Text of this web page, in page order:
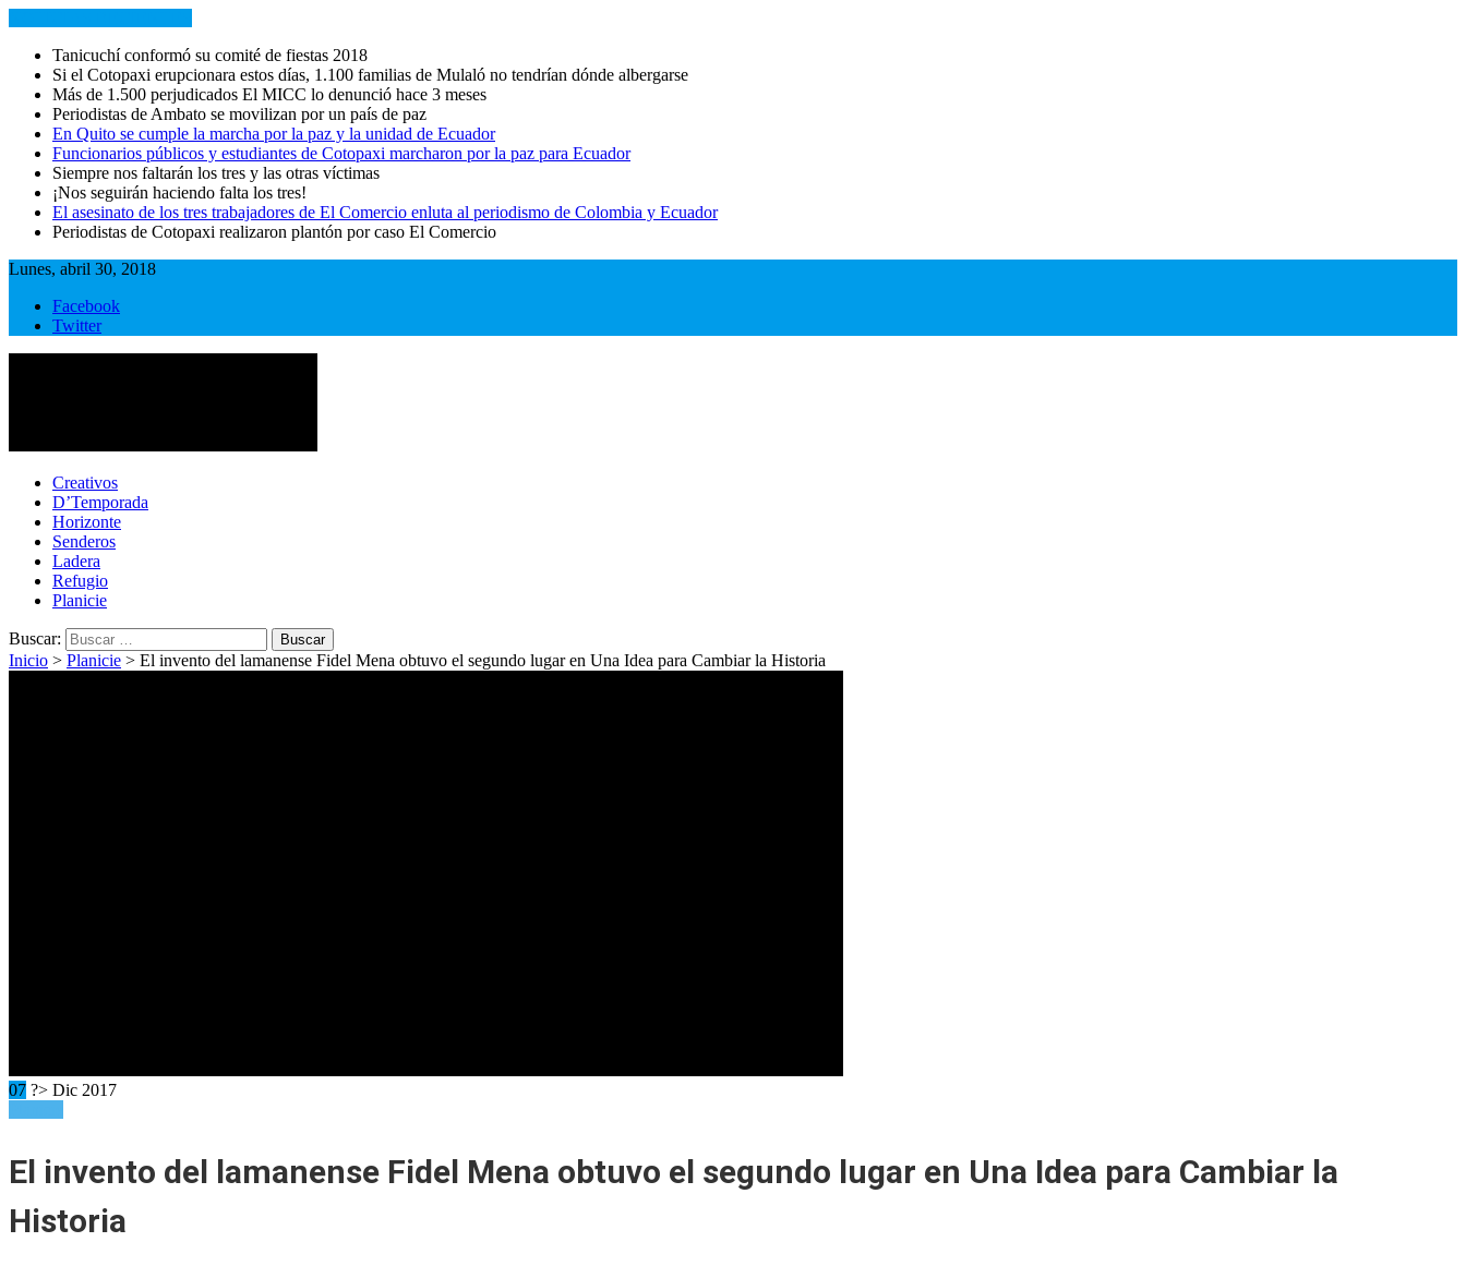
Tanicuchí conformó su comité de fiestas 2018
Si el Cotopaxi erupcionara estos días, 1.100 familias de Mulaló no tendrían dónde albergarse
Más de 1.500 perjudicados El MICC lo denunció hace 3 meses
Periodistas de Ambato se movilizan por un país de paz
En Quito se cumple la marcha por la paz y la unidad de Ecuador
Funcionarios públicos y estudiantes de Cotopaxi marcharon por la paz para Ecuador
Siempre nos faltarán los tres y las otras víctimas
¡Nos seguirán haciendo falta los tres!
El asesinato de los tres trabajadores de El Comercio enluta al periodismo de Colombia y Ecuador
Periodistas de Cotopaxi realizaron plantón por caso El Comercio
Lunes, abril 30, 2018
Facebook
Twitter
Cotopaxi Noticias
Primer periódico multimedia del centro del país
Creativos
D’Temporada
Horizonte
Senderos
Ladera
Refugio
Planicie
Buscar:
Inicio > Planicie > El invento del lamanense Fidel Mena obtuvo el segundo lugar en Una Idea para Cambiar la Historia
07 ?> Dic 2017
El invento del lamanense Fidel Mena obtuvo el segundo lugar en Una Idea para Cambiar la
Historia